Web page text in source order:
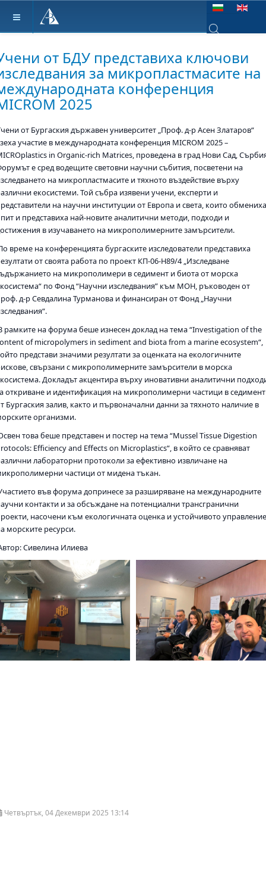
Изберете език
от БДУ представиха ключови
за микропластмасите на
конференция
2025
от Бургаския държавен университет „Проф. д-р Асен Златаров“
участие в международната конференция MICROM 2025 –
in Organic-rich Matrices, проведена в град Нови Сад,
е сред водещите световни научни събития, посветени на
на микропластмасите и тяхното въздействие върху
екосистеми. Той събра изявени учени, експерти и
на научни институции от Европа и света, които
и представиха най-новите аналитични методи, подходи и
в изучаването на микрополимерните замърсители.
време на конференцията бургаските изследователи представиха
от своята работа по проект КП-06-Н89/4 „Изследване
на микрополимери в седимент и биота от морска
по Фонд “Научни изследвания” към МОН, ръководен от
д-р Севдалина Турманова и финансиран от Фонд „Научни
рамките на форума беше изнесен доклад на тема “Investigation of the
of micropolymers in sediment and biota from a marine ecosystem“,
представи значими резултати за оценката на екологичните
свързани с микрополимерните замърсители в морска
Докладът акцентира върху иновативни аналитични
откриване и идентификация на микрополимерни частици в седимент
Бургаския залив, както и първоначални данни за тяхното наличие в
организми.
това беше представен и постер на тема “Mussel Tissue Digestion
Efficiency and Effects on Microplastics“, в който се сравняват
лабораторни протоколи за ефективно извличане на
частици от мидена тъкан.
във форума допринесе за разширяване на международните
контакти и за обсъждане на потенциални трансгранични
насочени към екологичната оценка и устойчивото
морските ресурси.
Сивелина Илиева
Четвъртък, 04 Декември 2025 13:14